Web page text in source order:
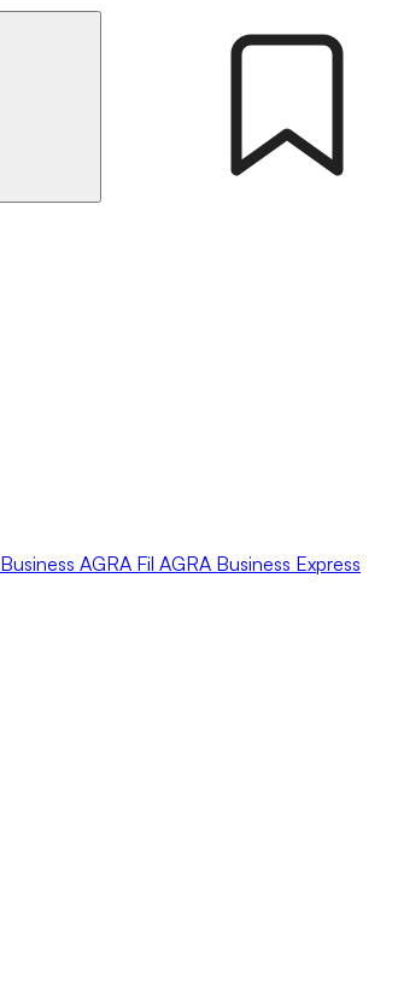
Business AGRA Fil AGRA Business Express